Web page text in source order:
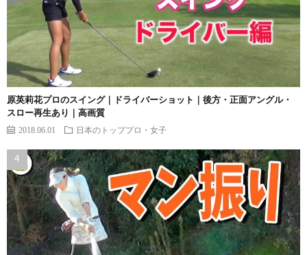
原英莉花プロのスイング｜ドライバーショット｜後方・正面アングル・
スロー再生あり｜高画質
2018.06.01 日本のトッププロ・女子